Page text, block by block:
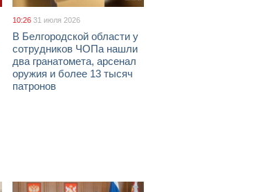
10:26 31 июля 2026
В Белгородской области у
сотрудников ЧОПа нашли
два гранатомета, арсенал
оружия и более 13 тысяч
патронов